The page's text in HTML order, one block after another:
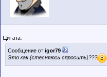
Цитата:
Сообщение от igor79
Это как (стесняюсь спросить)???